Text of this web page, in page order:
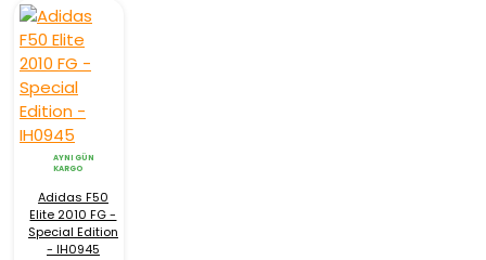
AYNI GÜN
KARGO
Adidas F50
Elite 2010 FG -
Special Edition
- IH0945